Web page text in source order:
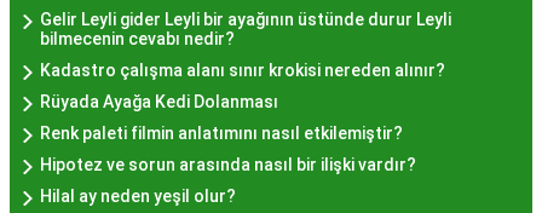
Hayır lokması fiyatları İstanbul genelinde
mekanlara ve sunulan hizmete göre değişiklik
gösterir. Genellikle porsiyon bazında satılan hayır
lokmalarının fiyatları uygun olup, lezzetin
kalitesiyle uyumlu bir deneyim sunar. İstanbul'da
farklı mekanlarda çeşitli fiyat seçeneklerini
Gelir Leyli gider Leyli bir ayağının üstünde durur Leyli
bilmecenin cevabı nedir?
Kadastro çalışma alanı sınır krokisi nereden alınır?
Rüyada Ayağa Kedi Dolanması
Renk paleti filmin anlatımını nasıl etkilemiştir?
Hipotez ve sorun arasında nasıl bir ilişki vardır?
Hilal ay neden yeşil olur?